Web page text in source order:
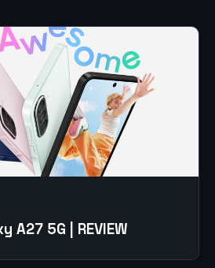
A27 5G | REVIEW